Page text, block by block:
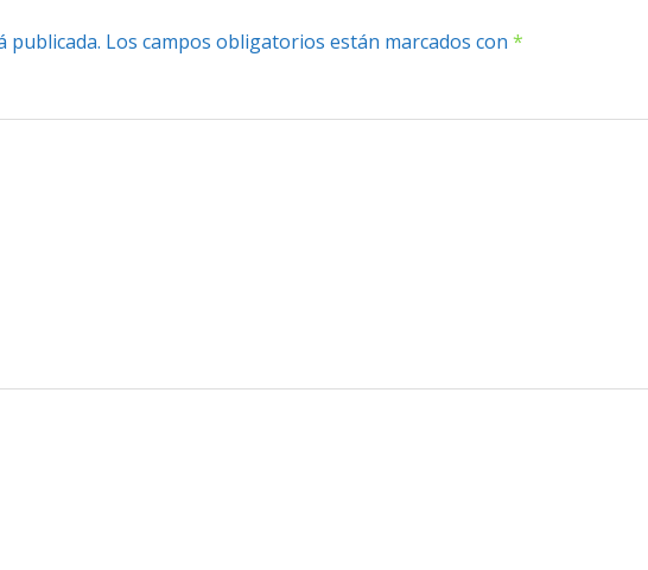
publicada. Los campos obligatorios están marcados con*